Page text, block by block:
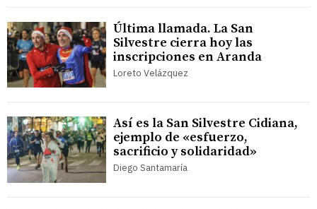
Última llamada. La San
Silvestre cierra hoy las
inscripciones en Aranda
Loreto Velázquez
Así es la San Silvestre Cidiana,
ejemplo de «esfuerzo,
sacrificio y solidaridad»
Diego Santamaría